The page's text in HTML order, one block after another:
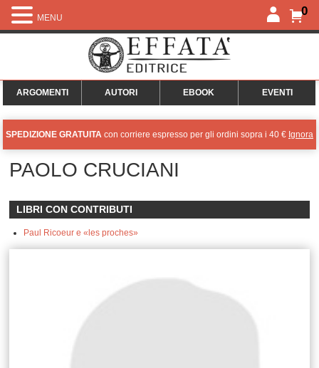
0
ARGOMENTI AUTORI EBOOK EVENTI
SPEDIZIONE GRATUITA con corriere espresso per gli ordini sopra i 40 € Ignora
PAOLO CRUCIANI
LIBRI CON CONTRIBUTI
Paul Ricoeur e «les proches»
MENU